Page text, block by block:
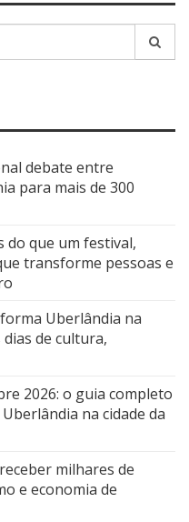
debate entre
para mais de 300
do que um festival,
transforme pessoas e
Uberlândia na
de cultura,
2026: o guia completo
na cidade da
milhares de
e economia de